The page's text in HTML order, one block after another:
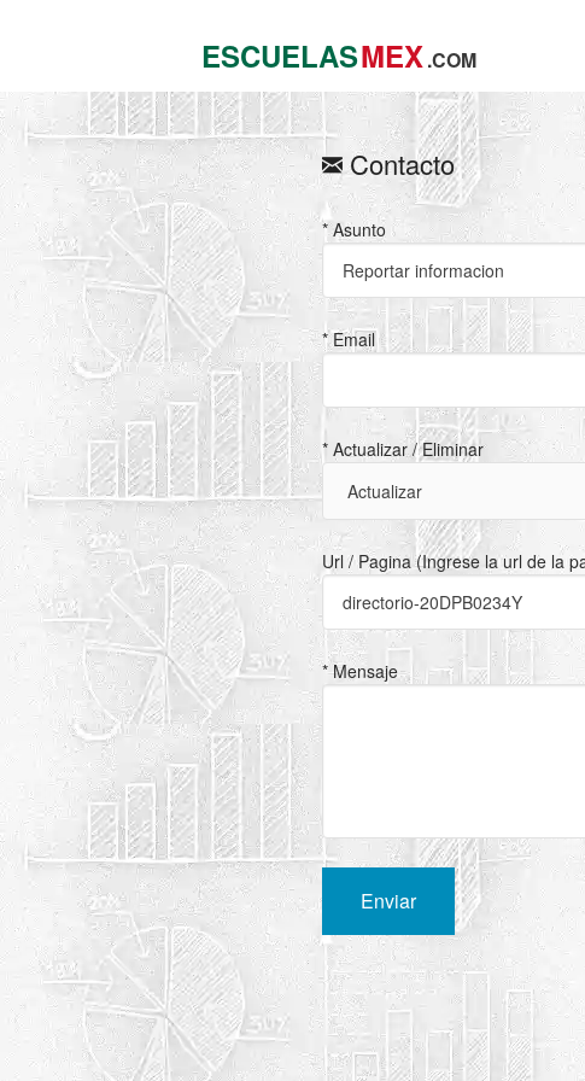
ESCUELASMEX.COM
Contacto
* Asunto
* Email
* Actualizar / Eliminar
Url / Pagina (Ingrese la url de la
* Mensaje
Enviar